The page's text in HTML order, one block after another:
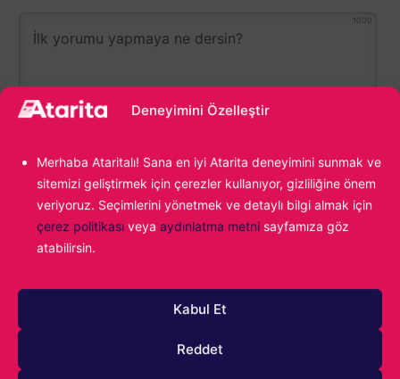
Deneyimini Özelleştir
Merhaba Ataritalı! Sana en iyi Atarita deneyimini sunmak ve
sitemizi geliştirmek için çerezler kullanıyor, gizliliğine önem
veriyoruz. Seçimlerini yönetmek ve detaylı bilgi almak için
çerez politikası veya aydınlatma metni sayfamıza göz
atabilirsin.
Kabul Et
Reddet
1000
YORUM